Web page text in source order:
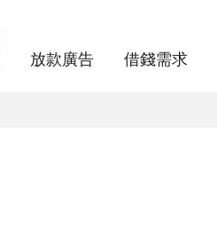
放款廣告 借錢需求